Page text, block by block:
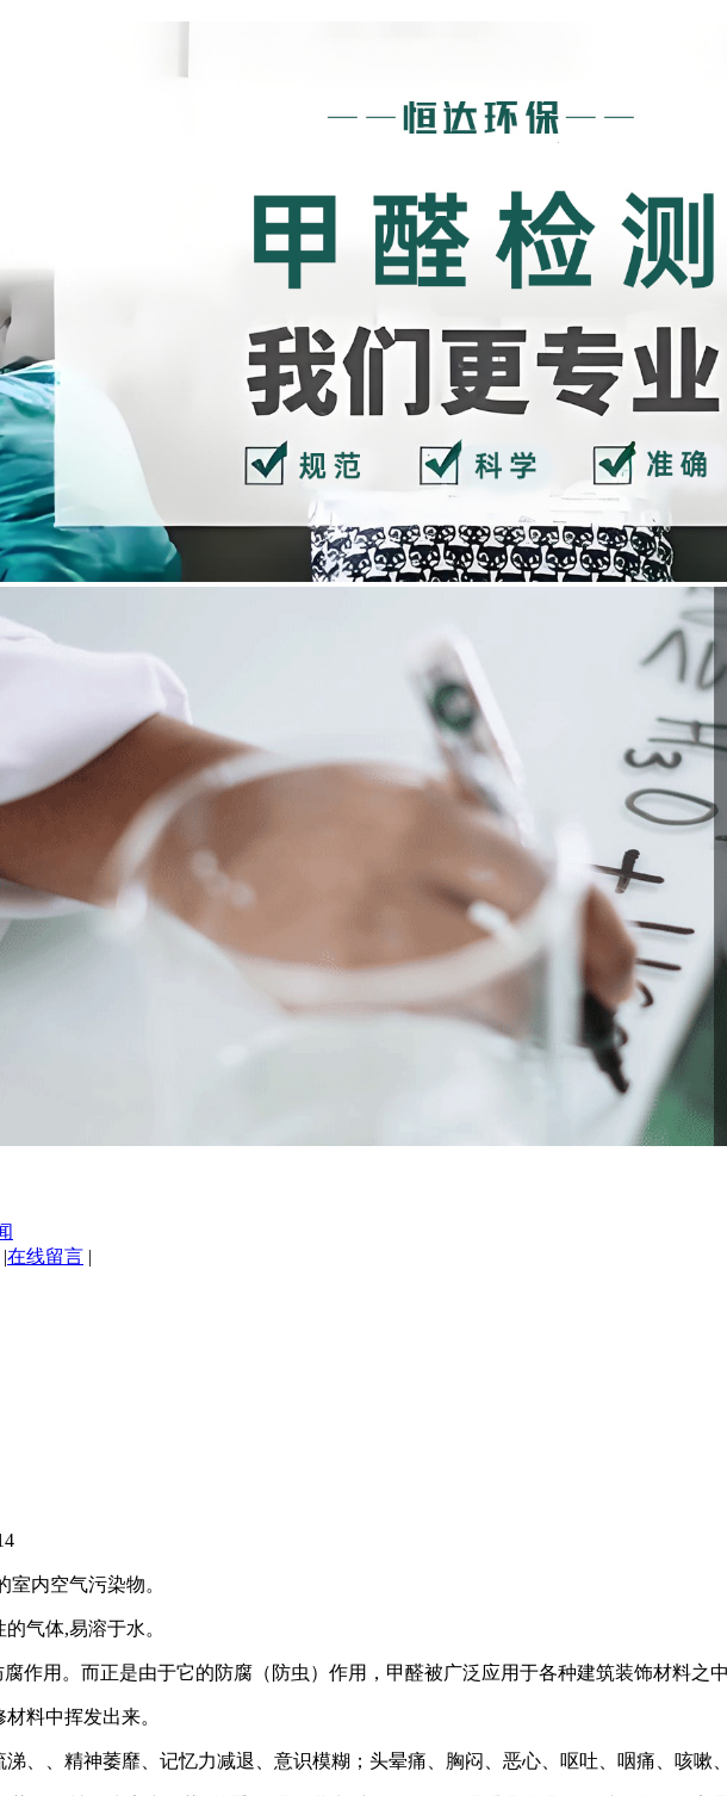
内空气污染物。
气体,易溶于水。
作用。而正是由于它的防腐（防虫）作用，甲醛被广泛应用于各种建筑装饰材料之
料中挥发出来。
、、精神萎靡、记忆力减退、意识模糊；头晕痛、胸闷、恶心、呕吐、咽痛、咳嗽
|在线留言 |